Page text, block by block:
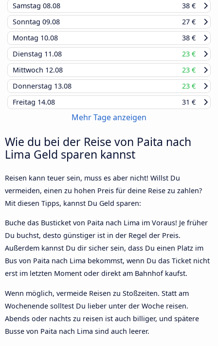
Samstag 08.08
38 €
Sonntag 09.08
27 €
Montag 10.08
38 €
Dienstag 11.08
23 €
Mittwoch 12.08
23 €
Donnerstag 13.08
23 €
Freitag 14.08 31 €
Mehr Tage anzeigen
Wie du bei der Reise von Paita nach
Lima Geld sparen kannst
Reisen kann teuer sein, muss es aber nicht! Willst Du
vermeiden, einen zu hohen Preis für deine Reise zu zahlen?
Mit diesen Tipps, kannst Du Geld sparen:
Buche das Busticket von Paita nach Lima im Voraus! Je früher
Du buchst, desto günstiger ist in der Regel der Preis.
Außerdem kannst Du dir sicher sein, dass Du einen Platz im
Bus von Paita nach Lima bekommst, wenn Du das Ticket nicht
erst im letzten Moment oder direkt am Bahnhof kaufst.
Wenn möglich, vermeide Reisen zu Stoßzeiten. Statt am
Wochenende solltest Du lieber unter der Woche reisen.
Abends oder nachts zu reisen ist auch billiger, und spätere
Busse von Paita nach Lima sind auch leerer.